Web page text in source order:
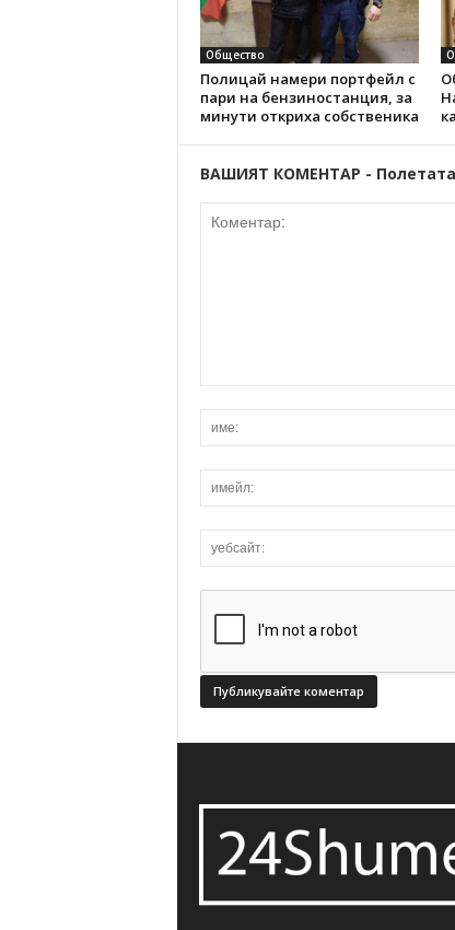
Общество
Полицай намери портфейл с
пари на бензиностанция, за
минути откриха собственика
ВАШИЯТ КОМЕНТАР -